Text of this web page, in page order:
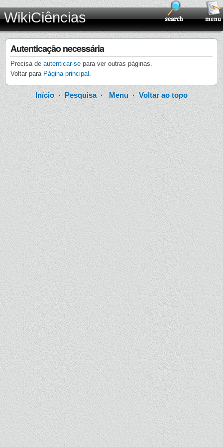
WikiCiências
Autenticação necessária
Precisa de autenticar-se para ver outras páginas.
Voltar para Página principal .
Início · Pesquisa·Menu ·Voltar ao topo